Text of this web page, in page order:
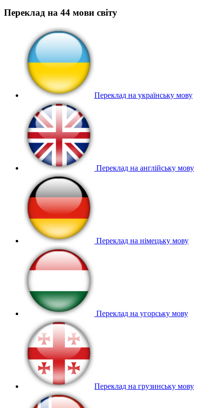
Переклад на 44 мови світу
Переклад на українську мову
Переклад на англійську мову
Переклад на німецьку мову
Переклад на угорську мову
Переклад на грузинську мову